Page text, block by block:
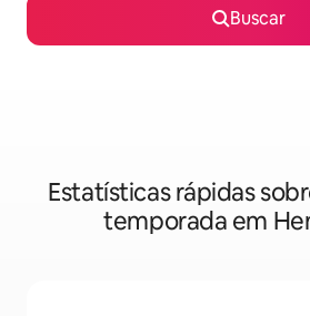
Buscar
Estatísticas rápidas
temporada em